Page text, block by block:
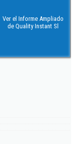
Ver el Informe Ampliado
de Quality Instant Sl